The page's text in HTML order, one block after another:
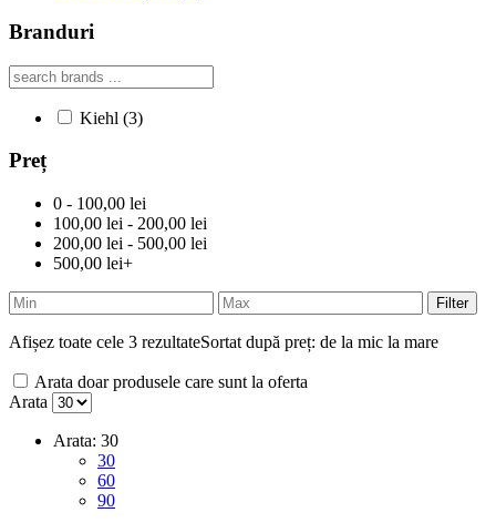
Branduri
Kiehl (3)
Preț
0 - 100,00 lei
100,00 lei - 200,00 lei
200,00 lei - 500,00 lei
500,00 lei+
Filter
Afișez toate cele 3 rezultateSortat după preț: de la mic la mare
Arata doar produsele care sunt la oferta
Arata
Arata: 30
30
60
90